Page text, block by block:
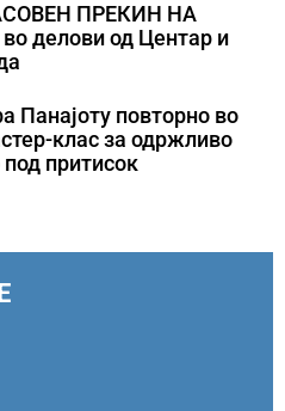
ПРЕКИН НА
делови од Центар и
Панајоту повторно во
клас за одржливо
притисок